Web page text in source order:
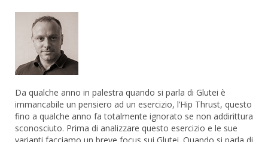
Da qualche anno in palestra quando si parla di Glutei è
immancabile un pensiero ad un esercizio, l’Hip Thrust, questo
fino a qualche anno fa totalmente ignorato se non addirittura
sconosciuto. Prima di analizzare questo esercizio e le sue